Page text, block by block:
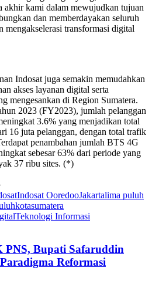
akhir kami dalam mewujudkan tujuan
dan memberdayakan seluruh
mengakselerasi transformasi digital
Indosat juga semakin memudahkan
akses layanan digital serta
mengesankan di Region Sumatera.
2023 (FY2023), jumlah pelanggan
3.6% yang menjadikan total
16 juta pelanggan, dengan total trafik
penambahan jumlah BTS 4G
sebesar 63% dari periode yang
37 ribu sites. (*)
Indosat OoredooJakartalima puluh
sumatera
Teknologi Informasi
PNS, Bupati Safaruddin
Reformasi